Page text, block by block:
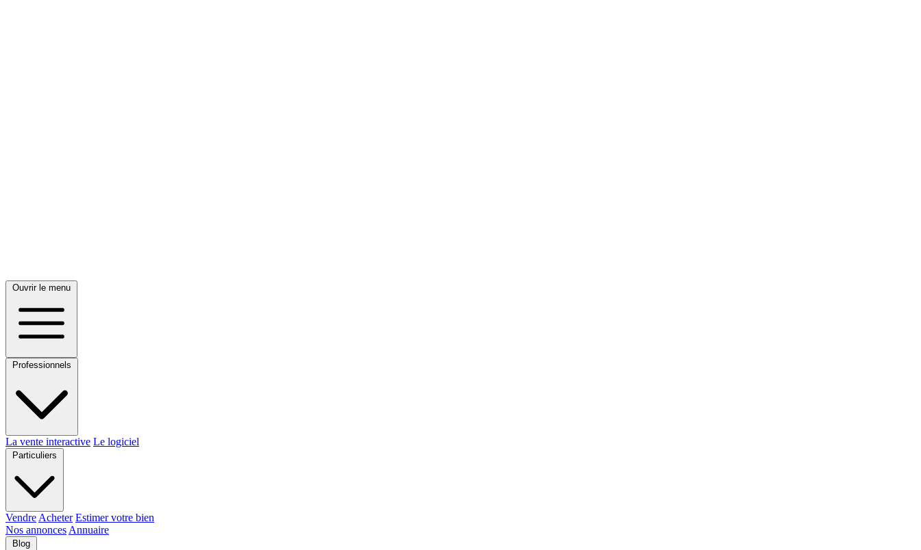
Ouvrir le menu
Professionnels
La vente interactive Le logiciel
Particuliers
Vendre Acheter Estimer votre bien
Nos annonces Annuaire
Blog